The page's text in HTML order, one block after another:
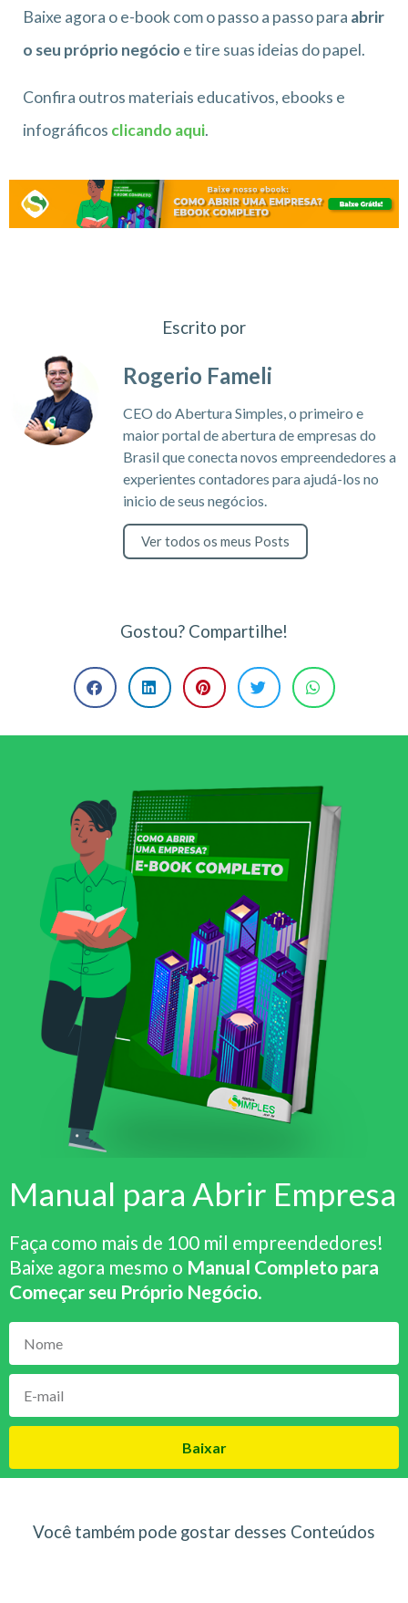
Baixe agora o e-book com o passo a passo para abrir
o seu próprio negócio e tire suas ideias do papel.
Confira outros materiais educativos, ebooks e
infográficos clicando aqui.
Escrito por
Rogerio Fameli
CEO do Abertura Simples, o primeiro e
maior portal de abertura de empresas do
Brasil que conecta novos empreendedores a
experientes contadores para ajudá-los no
inicio de seus negócios.
Ver todos os meus Posts
Gostou? Compartilhe!
Manual para Abrir Empresa
Faça como mais de 100 mil empreendedores!
Baixe agora mesmo o Manual Completo para
Começar seu Próprio Negócio.
Baixar
Você também pode gostar desses Conteúdos